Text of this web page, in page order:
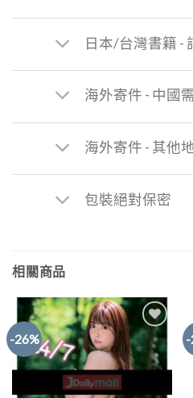
日本/台灣書籍 -
海外寄件 - 中國
海外寄件 - 其他
包裝絕對保密
相關商品
-26%
Add to